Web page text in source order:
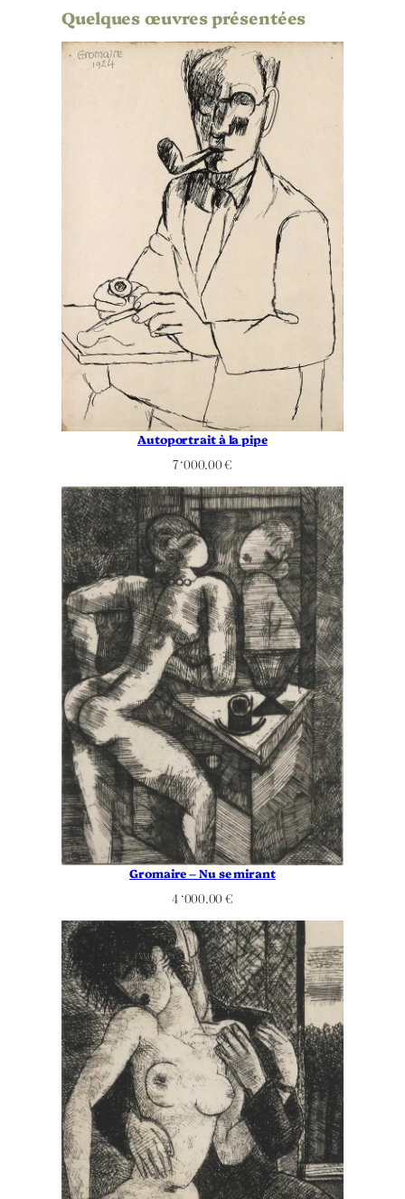
Quelques œuvres présentées
Autoportrait à la pipe
7 ‘000.00€
Gromaire – Nu se mirant
4 ‘000.00 €